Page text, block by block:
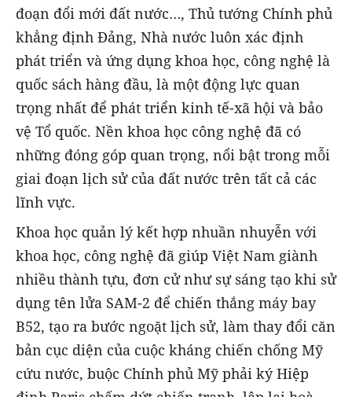
đoạn đổi mới đất nước…, Thủ tướng Chính phủ
khẳng định Đảng, Nhà nước luôn xác định
phát triển và ứng dụng khoa học, công nghệ là
quốc sách hàng đầu, là một động lực quan
trọng nhất để phát triển kinh tế-xã hội và bảo
vệ Tổ quốc. Nền khoa học công nghệ đã có
những đóng góp quan trọng, nổi bật trong mỗi
giai đoạn lịch sử của đất nước trên tất cả các
lĩnh vực.
Khoa học quản lý kết hợp nhuần nhuyễn với
khoa học, công nghệ đã giúp Việt Nam giành
nhiều thành tựu, đơn cử như sự sáng tạo khi sử
dụng tên lửa SAM-2 để chiến thắng máy bay
B52, tạo ra bước ngoặt lịch sử, làm thay đổi căn
bản cục diện của cuộc kháng chiến chống Mỹ
cứu nước, buộc Chính phủ Mỹ phải ký Hiệp